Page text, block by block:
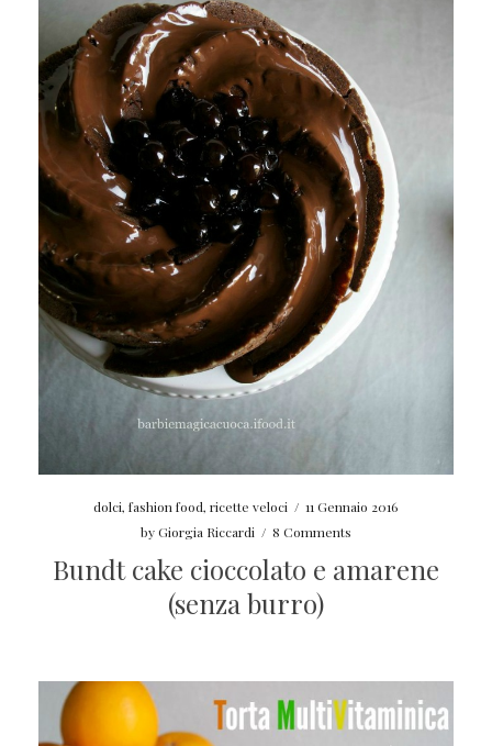
dolci,fashion food,ricette veloci / 11 Gennaio 2016
byGiorgia Riccardi / 8 Comments
Bundt cake cioccolato e amarene
(senza burro)